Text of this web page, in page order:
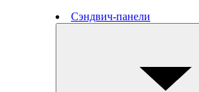
Сэндвич-панели